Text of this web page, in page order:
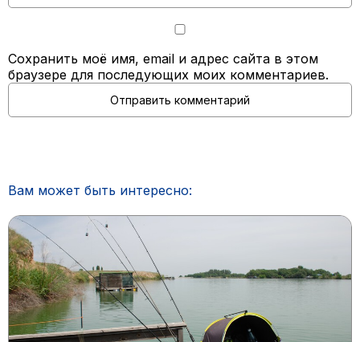
Сохранить моё имя, email и адрес сайта в этом
браузере для последующих моих комментариев.
Вам может быть интересно: